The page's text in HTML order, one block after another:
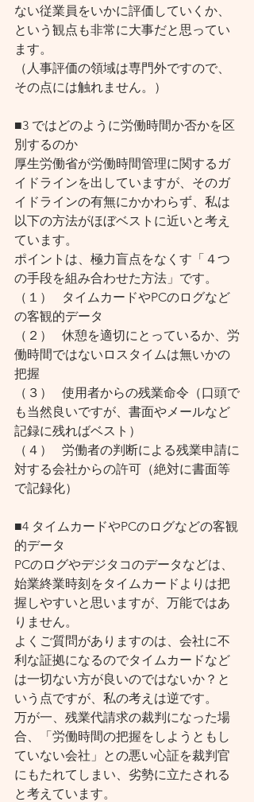
ない従業員をいかに評価していくか、
という観点も非常に大事だと思ってい
ます。
（人事評価の領域は専門外ですので、
その点には触れません。）
■3 ではどのように労働時間か否かを区
別するのか
厚生労働省が労働時間管理に関するガ
イドラインを出していますが、そのガ
イドラインの有無にかかわらず、私は
以下の方法がほぼベストに近いと考え
ています。
ポイントは、極力盲点をなくす「４つ
の手段を組み合わせた方法」です。
（１）   タイムカードやPCのログなど
の客観的データ
（２）   休憩を適切にとっているか、労
働時間ではないロスタイムは無いかの
把握
（３）   使用者からの残業命令（口頭で
も当然良いですが、書面やメールなど
記録に残ればベスト）
（４）   労働者の判断による残業申請に
対する会社からの許可（絶対に書面等
で記録化）
■4 タイムカードやPCのログなどの客観
的データ
PCのログやデジタコのデータなどは、
始業終業時刻をタイムカードよりは把
握しやすいと思いますが、万能ではあ
りません。
よくご質問がありますのは、会社に不
利な証拠になるのでタイムカードなど
は一切ない方が良いのではないか？と
いう点ですが、私の考えは逆です。
万が一、残業代請求の裁判になった場
合、「労働時間の把握をしようともし
ていない会社」との悪い心証を裁判官
にもたれてしまい、劣勢に立たされる
と考えています。